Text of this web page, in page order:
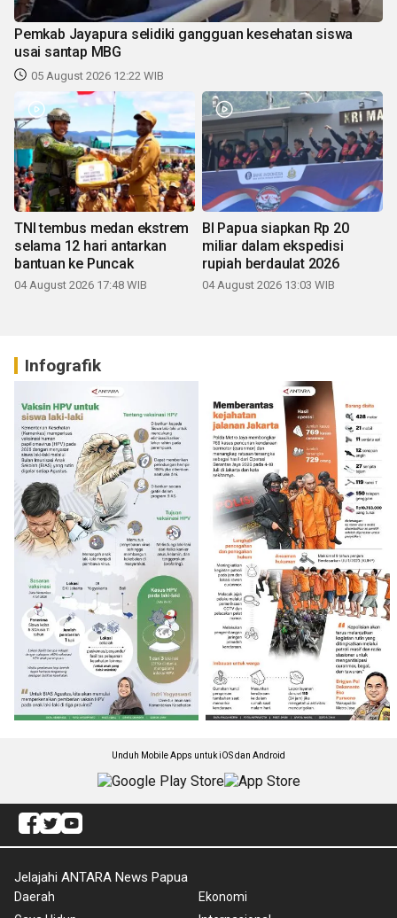
Pemkab Jayapura selidiki gangguan kesehatan siswa
usai santap MBG
05 August 2026 12:22 WIB
TNI tembus medan ekstrem
selama 12 hari antarkan
bantuan ke Puncak
04 August 2026 17:48 WIB
BI Papua siapkan Rp 20
miliar dalam ekspedisi
rupiah berdaulat 2026
04 August 2026 13:03 WIB
Infografik
Unduh Mobile Apps untuk iOS dan Android
Jelajahi ANTARA News Papua
Daerah
Ekonomi